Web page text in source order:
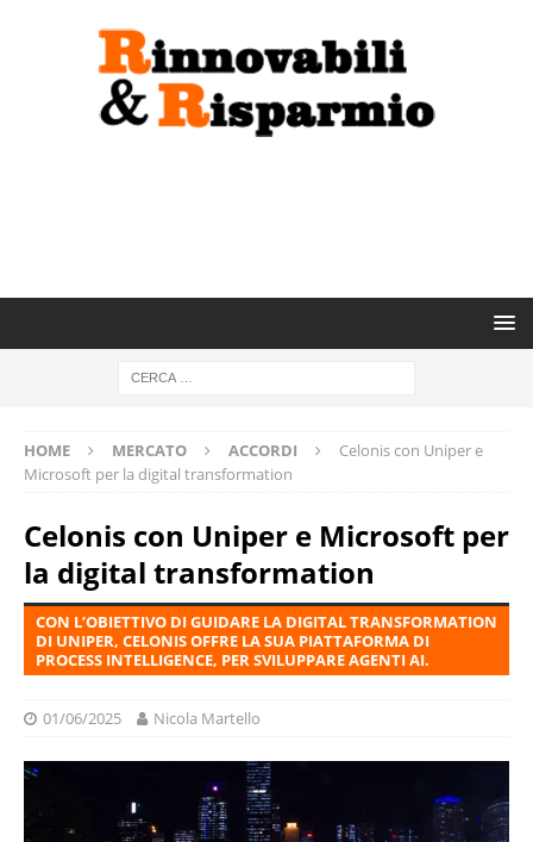
HOME MERCATO ACCORDI
Celonis con Uniper e
Microsoft per la digital transformation
Celonis con Uniper e Microsoft per
la digital transformation
CON L’OBIETTIVO DI GUIDARE LA DIGITAL TRANSFORMATION
DI UNIPER, CELONIS OFFRE LA SUA PIATTAFORMA DI
PROCESS INTELLIGENCE, PER SVILUPPARE AGENTI AI.
01/06/2025 Nicola Martello